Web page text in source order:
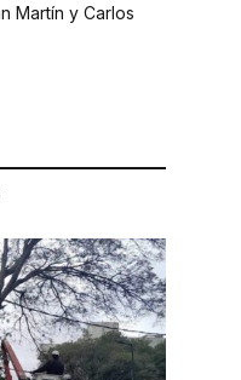
Martín y Carlos